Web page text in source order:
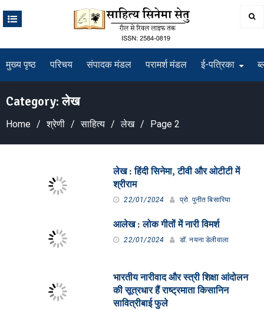
मुख्य पृष्ठ परिचय संपादक मंडल परामर्श मंडल ई-पत्रिका
Category:लेख
Home श्रेणी साहित्य लेख Page 2
लेख : हिंदी सिनेमा, टीवी और ओटीटी में
श्रीराम
22/01/2024 प्रो. पुनीत बिसारिया
आलेख : लोक गीतों में नारी विमर्श
22/01/2024 डॉ. नयना डेलीवाला
भारतीय नारीवाद और स्त्री शिक्षा आंदोलन
की सूत्रधार हैं राष्ट्रमाता किसानिन
सावित्रीबाई फुले